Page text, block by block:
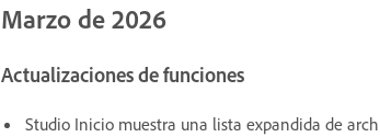
Marzo de 2026
Actualizaciones de funciones
Studio Inicio muestra una lista expandida de